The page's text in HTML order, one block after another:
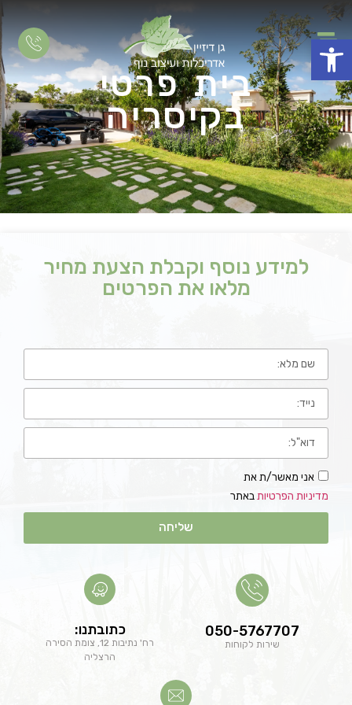
פתח סרגל נגישות
בית פרטי
בקיסריה
למידע נוסף וקבלת הצעת מחיר
מלאו את הפרטים
אני מאשר/ת את
מדיניות הפרטיותבאתר
שליחה
050-5767707
שירות לקוחות
כתובתנו:
רח' נתיבות 12, צומת הסירה
הרצליה